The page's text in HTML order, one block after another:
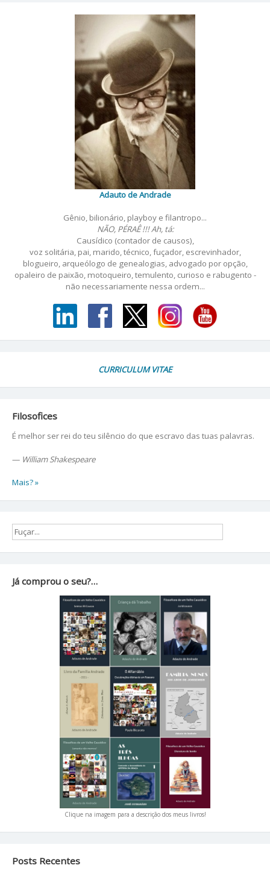
Adauto de Andrade
Gênio, bilionário, playboy e filantropo...
NÃO, PÉRAÊ !!! Ah, tá:
Causídico (contador de causos),
voz solitária, pai, marido, técnico, fuçador, escrevinhador,
blogueiro, arqueólogo de genealogias, advogado por opção,
opaleiro de paixão, motoqueiro, temulento, curioso e rabugento -
não necessariamente nessa ordem...
CURRICULUM VITAE
Filosofices
É melhor ser rei do teu silêncio do que escravo das tuas palavras.
— William Shakespeare
Mais? »
Já comprou o seu?…
Clique na imagem para a descrição dos meus livros!
Posts Recentes